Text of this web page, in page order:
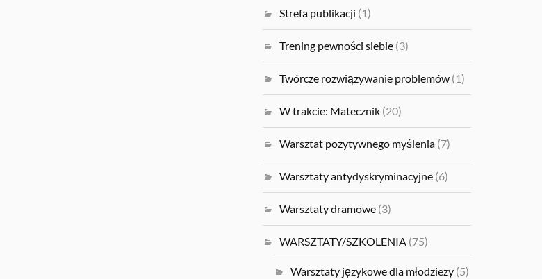
Strefa publikacji (1)
Trening pewności siebie (3)
Twórcze rozwiązywanie problemów (1)
W trakcie: Matecznik (20)
Warsztat pozytywnego myślenia (7)
Warsztaty antydyskryminacyjne (6)
Warsztaty dramowe (3)
WARSZTATY/SZKOLENIA (75)
Warsztaty językowe dla młodziezy (5)